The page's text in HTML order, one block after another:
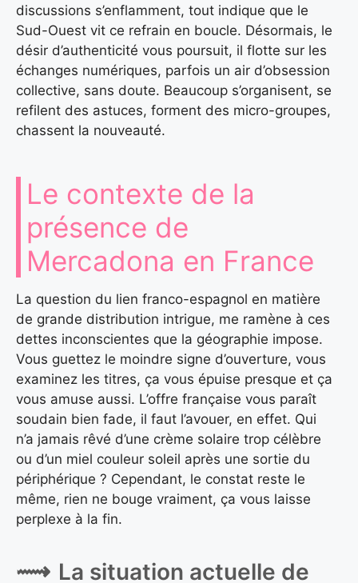
discussions s’enflamment, tout indique que le
Sud-Ouest vit ce refrain en boucle. Désormais, le
désir d’authenticité vous poursuit, il flotte sur les
échanges numériques, parfois un air d’obsession
collective, sans doute. Beaucoup s’organisent, se
refilent des astuces, forment des micro-groupes,
chassent la nouveauté.
Le contexte de la
présence de
Mercadona en France
La question du lien franco-espagnol en matière
de grande distribution intrigue, me ramène à ces
dettes inconscientes que la géographie impose.
Vous guettez le moindre signe d’ouverture, vous
examinez les titres, ça vous épuise presque et ça
vous amuse aussi. L’offre française vous paraît
soudain bien fade, il faut l’avouer, en effet. Qui
n’a jamais rêvé d’une crème solaire trop célèbre
ou d’un miel couleur soleil après une sortie du
périphérique ? Cependant, le constat reste le
même, rien ne bouge vraiment, ça vous laisse
perplexe à la fin.
La situation actuelle de